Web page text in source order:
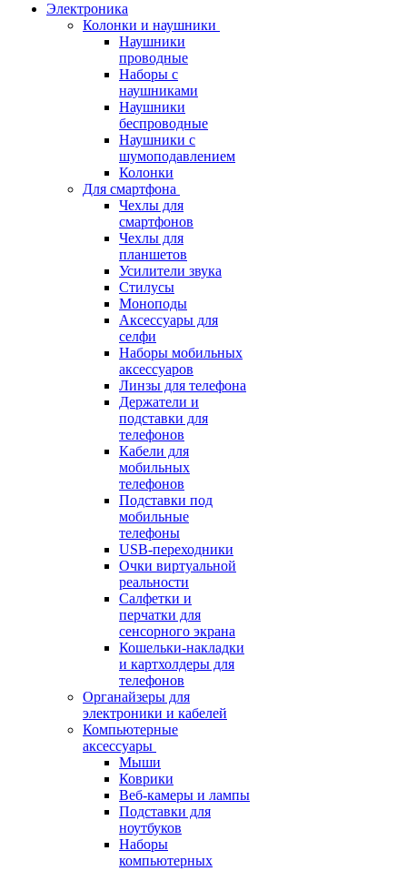
Электроника
Колонки и наушники
Наушники
проводные
Наборы с
наушниками
Наушники
беспроводные
Наушники с
шумоподавлением
Колонки
Для смартфона
Чехлы для
смартфонов
Чехлы для
планшетов
Усилители звука
Стилусы
Моноподы
Аксессуары для
селфи
Наборы мобильных
аксессуаров
Линзы для телефона
Держатели и
подставки для
телефонов
Кабели для
мобильных
телефонов
Подставки под
мобильные
телефоны
USB-переходники
Очки виртуальной
реальности
Салфетки и
перчатки для
сенсорного экрана
Кошельки-накладки
и картхолдеры для
телефонов
Органайзеры для
электроники и кабелей
Компьютерные
аксессуары
Мыши
Коврики
Веб-камеры и лампы
Подставки для
ноутбуков
Наборы
компьютерных